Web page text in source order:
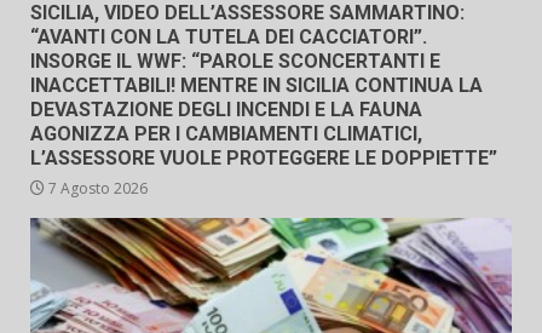
SICILIA, VIDEO DELL’ASSESSORE SAMMARTINO:
“AVANTI CON LA TUTELA DEI CACCIATORI”.
INSORGE IL WWF: “PAROLE SCONCERTANTI E
INACCETTABILI! MENTRE IN SICILIA CONTINUA LA
DEVASTAZIONE DEGLI INCENDI E LA FAUNA
AGONIZZA PER I CAMBIAMENTI CLIMATICI,
L’ASSESSORE VUOLE PROTEGGERE LE DOPPIETTE”
7 Agosto 2026